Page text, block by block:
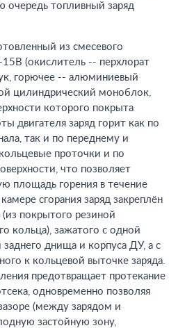
очередь топливный заряд
из смесевого
(окислитель -- перхлорат
горючее -- алюминиевый
цилиндрический моноблок,
которого покрыта
двигателя заряд горит как по
так и по переднему и
проточки и по
что позволяет
площадь горения в течение
сгорания заряд закреплён
покрытого резиной
кольца), зажатого с одной
днища и корпуса ДУ, а с
к кольцевой выточке заряда.
предотвращает протекание
одновременно позволяя
(между зарядом и
застойную зону,